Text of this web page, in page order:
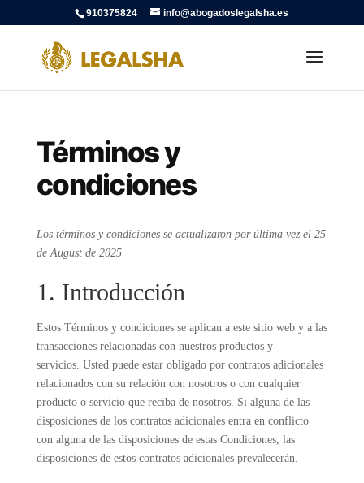
910375824 info@abogadoslegalsha.es
Términos y
condiciones
Los términos y condiciones se actualizaron por última vez el 25
de August de 2025
1. Introducción
Estos Términos y condiciones se aplican a este sitio web y a las
transacciones relacionadas con nuestros productos y
servicios. Usted puede estar obligado por contratos adicionales
relacionados con su relación con nosotros o con cualquier
producto o servicio que reciba de nosotros. Si alguna de las
disposiciones de los contratos adicionales entra en conflicto
con alguna de las disposiciones de estas Condiciones, las
disposiciones de estos contratos adicionales prevalecerán.